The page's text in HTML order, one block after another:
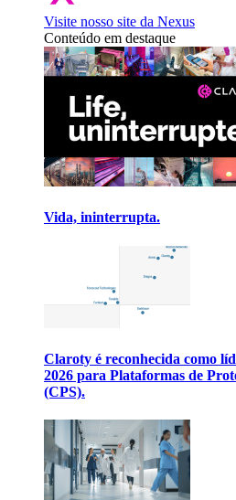
Visite nosso site da Nexus
Conteúdo em destaque
Vida, ininterrupta.
Claroty é reconhecida como
2026 para Plataformas de
(CPS).